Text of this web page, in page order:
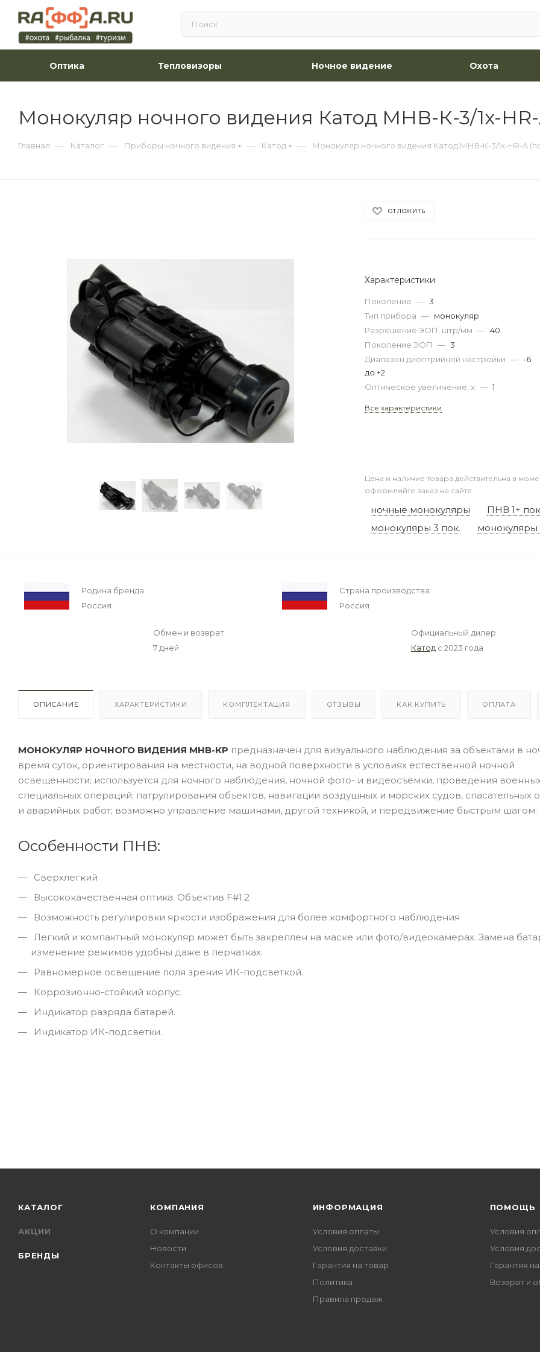
Оптика Тепловизоры Ночное видение Охота
Монокуляр ночного видения Катод МНВ-К-3/1x-HR-
Главная — Каталог — Приборы ночного видения — Катод — Монокуляр ночного видения Катод МНВ-К-3/1x-HR-A
ОТЛОЖИТЬ
Характеристики
Поколение — 3
Тип прибора — монокуляр
Разрешение ЭОП, штр/мм — 40
Поколение ЭОП
— 3
Диапазон диоптрийной настройки — -6
до +2
Оптическое увеличение, x — 1
Все характеристики
Цена и наличие товара действительна в
оформляйте заказ на сайте.
ночные монокуляры ПНВ 1+
монокуляры 3 пок.
монокуляры
Родина бренда
Россия
Страна производства
Россия
Обмен и возврат
7 дней
Официальный дилер
Катод с 2023 года
ОПИСАНИЕ ХАРАКТЕРИСТИКИ КОМПЛЕКТАЦИЯ ОТЗЫВЫ КАК КУПИТЬ ОПЛАТА
МОНОКУЛЯР НОЧНОГО ВИДЕНИЯ МНВ-КР предназначен для визуального наблюдения за объектами в
время суток, ориентирования на местности, на водной поверхности в условиях естественной ночной
освещённости; используется для ночного наблюдения, ночной фото- и видеосъёмки, проведения
специальных операций; патрулирования объектов, навигации воздушных и морских судов, спасательных
и аварийных работ; возможно управление машинами, другой техникой, и передвижение быстрым шагом.
Особенности ПНВ:
Сверхлегкий
Высококачественная оптика. Объектив F#1.2
Возможность регулировки яркости изображения для более комфортного наблюдения
Легкий и компактный монокуляр может быть закреплен на маске или фото/видеокамерах. Замена
изменение режимов удобны даже в перчатках.
Равномерное освещение поля зрения ИК-подсветкой.
Коррозионно-стойкий корпус.
Индикатор разряда батарей.
Индикатор ИК-подсветки.
КАТАЛОГ
АКЦИИ
БРЕНДЫ
КОМПАНИЯ
О компании
Новости
Контакты офисов
ИНФОРМАЦИЯ
Условия оплаты
Условия доставки
Гарантия на товар
Политика
Правила продаж
ПОМОЩЬ
Условия
Условия
Гарантия
Возврат и